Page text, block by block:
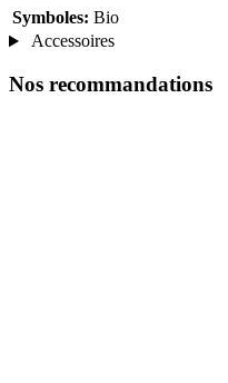
Symboles: Bio
Accessoires
Nos recommandations